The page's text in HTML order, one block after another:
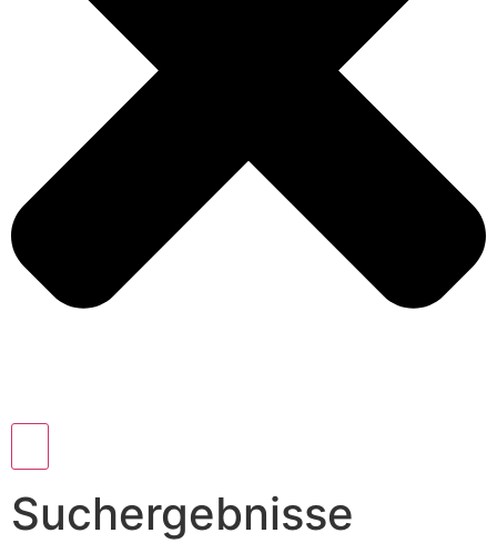
Suchergebnisse